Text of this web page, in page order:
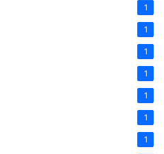
1
1
1
1
1
1
1